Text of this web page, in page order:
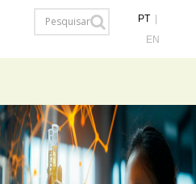
PT
EN